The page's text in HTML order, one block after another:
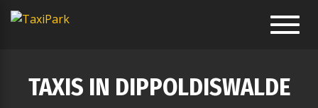
TAXIS IN DIPPOLDISWALDE